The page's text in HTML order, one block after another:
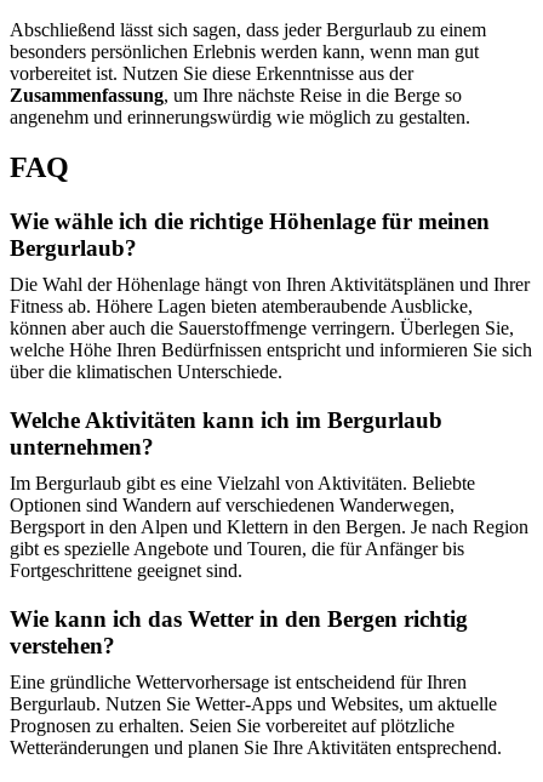
Abschließend lässt sich sagen, dass jeder Bergurlaub zu einem
besonders persönlichen Erlebnis werden kann, wenn man gut
vorbereitet ist. Nutzen Sie diese Erkenntnisse aus der
Zusammenfassung, um Ihre nächste Reise in die Berge so
angenehm und erinnerungswürdig wie möglich zu gestalten.
FAQ
Wie wähle ich die richtige Höhenlage für meinen
Bergurlaub?
Die Wahl der Höhenlage hängt von Ihren Aktivitätsplänen und Ihrer
Fitness ab. Höhere Lagen bieten atemberaubende Ausblicke,
können aber auch die Sauerstoffmenge verringern. Überlegen Sie,
welche Höhe Ihren Bedürfnissen entspricht und informieren Sie sich
über die klimatischen Unterschiede.
Welche Aktivitäten kann ich im Bergurlaub
unternehmen?
Im Bergurlaub gibt es eine Vielzahl von Aktivitäten. Beliebte
Optionen sind Wandern auf verschiedenen Wanderwegen,
Bergsport in den Alpen und Klettern in den Bergen. Je nach Region
gibt es spezielle Angebote und Touren, die für Anfänger bis
Fortgeschrittene geeignet sind.
Wie kann ich das Wetter in den Bergen richtig
verstehen?
Eine gründliche Wettervorhersage ist entscheidend für Ihren
Bergurlaub. Nutzen Sie Wetter-Apps und Websites, um aktuelle
Prognosen zu erhalten. Seien Sie vorbereitet auf plötzliche
Wetteränderungen und planen Sie Ihre Aktivitäten entsprechend.